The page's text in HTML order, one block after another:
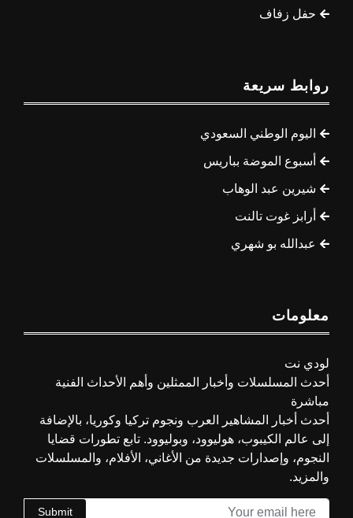
حفل زفاف
روابط سريعة
اليوم الوطني السعودي
أسبوع الموضة بباريس
شيرين عبد الوهاب
أرابز غوت تالنت
عبدالله بو شهري
معلومات
لودي نت
أحدث المسلسلات وأخبار الممثلين وأهم الأحداث الفنية
مباشرة
أحدث أخبار المشاهير العرب ونجوم تركيا وكوريا، بالإضافة
إلى عالم الكيبوب، هوليوود، وبوليوود. تابع تطورات قضايا
النجوم، وإصدارات جديدة من الأغاني، الأفلام، والمسلسلات
والمزيد.
Submit